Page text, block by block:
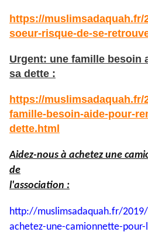
https://muslimsadaquah.fr/
soeur-risque-de-se-
Urgent: une famille besoin
sa dette :
https://muslimsadaquah.fr/
famille-besoin-aide-pour-
dette.html
Aidez-nous à achetez une
de
l'association :
http://muslimsadaquah.fr/2019/
achetez-une-camionnette-pour-